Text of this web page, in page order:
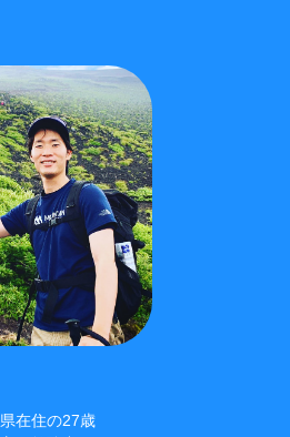
在住の27歳